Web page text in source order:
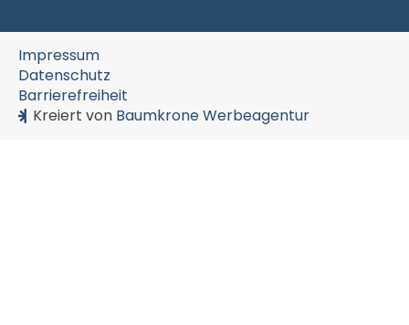
Kreiert von Baumkrone Werbeagentur
Impressum
Datenschutz
Barrierefreiheit